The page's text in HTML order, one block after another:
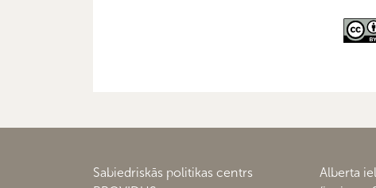
Sabiedriskās politikas centrs
Alberta